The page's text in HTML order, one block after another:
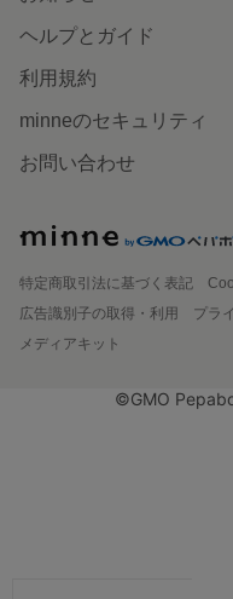
ヘルプとガイド
利用規約
minneのセキュリティ
お問い合わせ
特定商取引法に基づく表記
広告識別子の取得・利用
プラ
メディアキット
©GMO